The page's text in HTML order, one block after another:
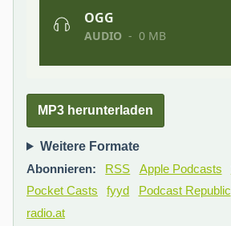
MP3 herunterladen
Weitere Formate
Abonnieren:
RSS Apple Podcasts
Pocket Casts
fyyd Podcast Republic
radio.at